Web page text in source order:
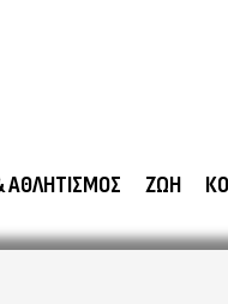
ΑΘΛΗΤΙΣΜΟΣ ΖΩΗ